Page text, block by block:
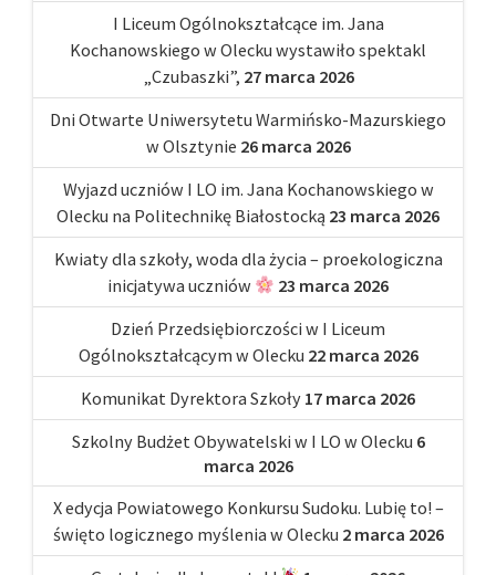
I Liceum Ogólnokształcące im. Jana
Kochanowskiego w Olecku wystawiło spektakl
„Czubaszki”, 27 marca 2026
Dni Otwarte Uniwersytetu Warmińsko-Mazurskiego
w Olsztynie 26 marca 2026
Wyjazd uczniów I LO im. Jana Kochanowskiego w
Olecku na Politechnikę Białostocką 23 marca 2026
Kwiaty dla szkoły, woda dla życia – proekologiczna
inicjatywa uczniów
23 marca 2026
Dzień Przedsiębiorczości w I Liceum
Ogólnokształcącym w Olecku 22 marca 2026
Komunikat Dyrektora Szkoły 17 marca 2026
Szkolny Budżet Obywatelski w I LO w Olecku 6
marca 2026
X edycja Powiatowego Konkursu Sudoku. Lubię to! –
święto logicznego myślenia w Olecku 2 marca 2026